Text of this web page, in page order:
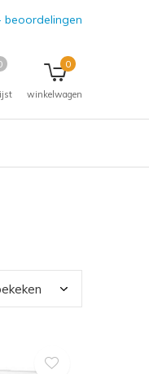
winkelwagen
0
beoordelingen